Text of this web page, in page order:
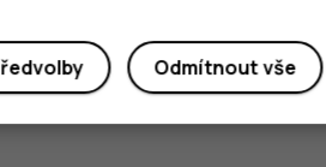
Odmítnout vše